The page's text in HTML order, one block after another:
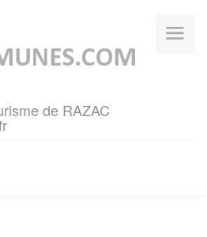
de RAZAC